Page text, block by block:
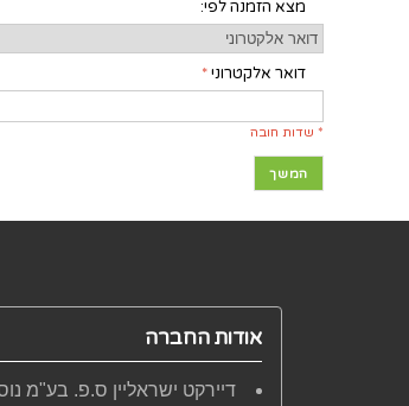
מצא הזמנה לפי:
דואר אלקטרוני*
* שדות חובה
המשך
אודות החברה
דיירקט ישראליין ס.פ. בע"מ